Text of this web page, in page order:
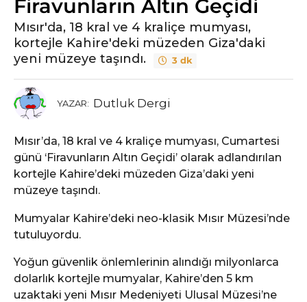
Firavunların Altın Geçidi
Mısır'da, 18 kral ve 4 kraliçe mumyası,
kortejle Kahire'deki müzeden Giza'daki
yeni müzeye taşındı.
3 dk
YAZAR: Dutluk Dergi
Mısır’da, 18 kral ve 4 kraliçe mumyası, Cumartesi
günü ‘Firavunların Altın Geçidi’ olarak adlandırılan
kortejle Kahire’deki müzeden Giza’daki yeni
müzeye taşındı.
Mumyalar Kahire’deki neo-klasik Mısır Müzesi’nde
tutuluyordu.
Yoğun güvenlik önlemlerinin alındığı milyonlarca
dolarlık kortejle mumyalar, Kahire’den 5 km
uzaktaki yeni Mısır Medeniyeti Ulusal Müzesi’ne